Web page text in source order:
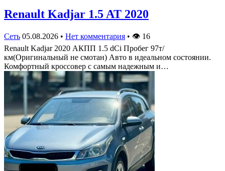
Renault Kadjar 1.5 AT 2020
Сеть 05.08.2026 • Нет комментария • 👁 16
Renault Kadjar 2020 АКПП 1.5 dCi Пробег 97т/
км(Оригинальный не смотан) Авто в идеальном состоянии.
Комфортный кроссовер с самым надежным и…